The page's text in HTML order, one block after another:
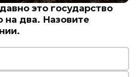
это государство
два. Назовите